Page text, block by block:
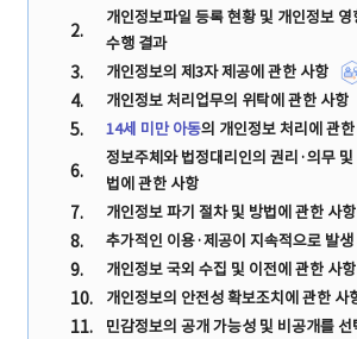
2.
개인정보파일 등록 현황 및 개인정보 영
수행 결과
3. 개인정보의 제3자 제공에 관한 사항
4. 개인정보 처리업무의 위탁에 관한 사항
5. 14세 미만 아동의 개인정보 처리에 관
6.
정보주체와 법정대리인의 권리·의무
법에 관한 사항
7. 개인정보 파기 절차 및 방법에 관한 사항
8. 추가적인 이용·제공이 지속적으로 발
9. 개인정보 국외 수집 및 이전에 관한 사항
10. 개인정보의 안전성 확보조치에 관한 사
11. 민감정보의 공개 가능성 및 비공개를 선